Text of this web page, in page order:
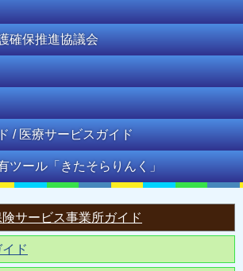
確保推進協議会
/ 医療サービスガイド
ツール「きたそらりんく」
サービス事業所ガイド
ド